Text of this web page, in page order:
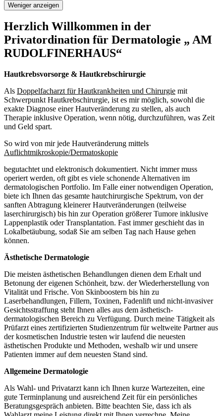
Weniger anzeigen
Herzlich Willkommen in der
Privatordination für Dermatologie „ AM
RUDOLFINERHAUS“
Hautkrebsvorsorge & Hautkrebschirurgie
Als Doppelfacharzt für Hautkrankheiten und Chirurgie mit
Schwerpunkt Hautkrebschirurgie, ist es mir möglich, sowohl die
exakte Diagnose einer Hautveränderung zu stellen, als auch
Therapie inklusive Operation, wenn nötig, durchzuführen, was Zeit
und Geld spart.
So wird von mir jede Hautveränderung mittels
Auflichtmikroskopie/Dermatoskopie
begutachtet und elektronisch dokumentiert. Nicht immer muss
operiert werden, oft gibt es viele schonende Alternativen im
dermatologischen Portfolio. Im Falle einer notwendigen Operation,
biete ich Ihnen das gesamte hautchirurgische Spektrum, von der
sanften Abtragung kleinerer Hautveränderungen (teilweise
laserchirurgisch) bis hin zur Operation größerer Tumore inklusive
Lappenplastik oder Transplantation. Fast immer geschieht das in
Lokalbetäubung, sodaß Sie am selben Tag nach Hause gehen
können.
Ästhetische Dermatologie
Die meisten ästhetischen Behandlungen dienen dem Erhalt und
Betonung der eigenen Schönheit, bzw. der Wiederherstellung von
Vitalität und Frische. Von Skinboostern bis hin zu
Laserbehandlungen, Fillern, Toxinen, Fadenlift und nicht-invasiver
Gesichtsstraffung steht Ihnen alles aus dem ästhetisch-
dermatologischen Bereich zu Verfügung. Durch meine Tätigkeit als
Prüfarzt eines zertifizierten Studienzentrum für weltweite Partner aus
der kosmetischen Industrie testen wir laufend die neuesten
ästhetischen Produkte und Methoden, weshalb wir und unsere
Patienten immer auf dem neuesten Stand sind.
Allgemeine Dermatologie
Als Wahl- und Privatarzt kann ich Ihnen kurze Wartezeiten, eine
gute Terminplanung und ausreichend Zeit für ein persönliches
Beratungsgespräch anbieten. Bitte beachten Sie, dass ich als